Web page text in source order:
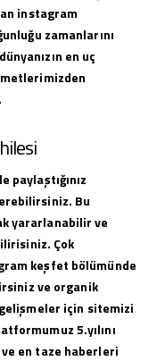
instagram
zamanlarını
en uç
Bu
yararlanabilir ve
Çok
keşfet bölümünde
ve organik
için sitemizi
5.yılını
en taze haberleri